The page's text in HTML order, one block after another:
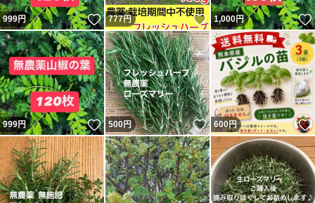
☆次の日、又は、２日目位に届けられる県ですと
より栽培していた時に近い苗で届けられます。
スープ、ムニエル、
サラダ、パスタに入れたり
色々なお料理に使えます。
気温、天候などを見ながら
発送致します。
999円 いいね！
777円 いいね！
1,000円
999円 いいね！
500円 いいね！
600円